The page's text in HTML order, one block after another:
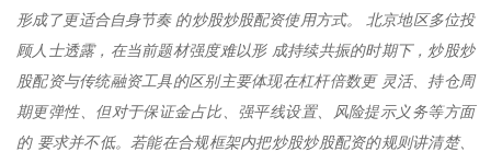
形成了更适合自身节奏 的炒股炒股配资使用方式。 北京地区多位投
顾人士透露，在当前题材强度难以形 成持续共振的时期下，炒股炒
股配资与传统融资工具的区别主要体现在杠杆倍数更 灵活、持仓周
期更弹性、但对于保证金占比、强平线设置、风险提示义务等方面
的 要求并不低。若能在合规框架内把炒股炒股配资的规则讲清楚、